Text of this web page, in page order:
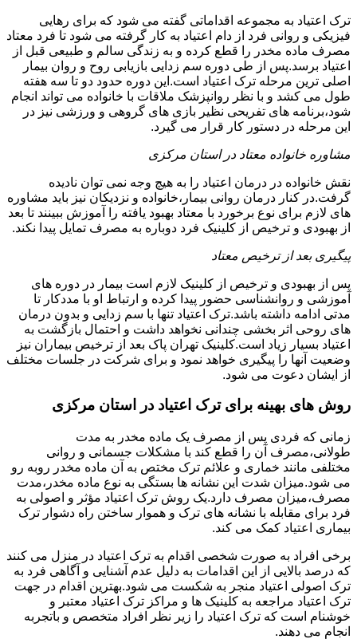
ترک اعتیاد به مجموعه اقداماتی گفته می شود که برای رهایی
فیزیکی و روانی فرد از دام اعتیاد به کار گرفته می شود تا فرد معتاد
مصرف ماده مخدر را قطع کرده و به زندگی سالم و طبیعی قبل از
اعتیاد برسد.پس از طی دوره سم زدایی بازیابی روح و روان بیمار
اصلی ترین مرحله ترک اعتیاد است.این دوره حدود دو تا سه هفته
طول می کشد و با نظر روانپزشک ملاقات با خانواده می تواند انجام
شود،برنامه های تفریحی نظیر بازی های گروهی و ورزشی نیز در
این مرحله در دستور کار قرار می گیرد.
مشاوره خانواده معتاد در استان مرکزی
نقش خانواده در درمان اعتیاد را به هیچ وجه نمی توان نادیده
گرفت.در کنار درمان روانی بیمار،خانواده و نزدیکان نیز باید مشاوره
های لازم برای نوع برخورد با معتاد بهبود یافته را آموزش ببینند تا بعد
از بهبودی و ترخیص از کلینیک فرد دوباره به مصرف تمایل پیدا نکند.
پیگیری بعد از ترخیص معتاد
پس از بهبودی و ترخیص از کلینیک لازم است بیمار در دوره های
آموزشی و روانشناسی حضور پیدا کرده و ارتباط او با مددکار تا
مدتی ادامه داشته باشد.ترک اعتیاد تنها با سم زدایی و بدون درمان
های روحی اثر بخشی چندانی نخواهد داشت و احتمال بازگشت به
اعتیاد بسیار زیاد است.کلینیک تهران پاک بعد از ترخیص بیماران نیز
وضعیت آنها را پیگیری خواهد نمود و برای شرکت در جلسات مختلف
از ایشان دعوت می شود.
روش های بهینه برای ترک اعتیاد در استان مرکزی
زمانی که فردی پس از مصرف یک ماده مخدر به مدت
طولانی،مصرف آن را قطع کند با مشکلات جسمانی و روانی
مختلفی مانند خماری و علائم ترک مختص به آن ماده مخدر روبه رو
می شود.میزان شدت این نشانه ها بستگی به نوع ماده مخدر،مدت
مصرف،میزان مصرف دارد.یک روش ترک اعتیاد مؤثر و اصولی به
فرد برای مقابله با نشانه های ترک و هموار ساختن راه دشوار ترک
بیماری اعتیاد کمک می کند.
برخی افراد به صورت شخصی اقدام به ترک اعتیاد در منزل می کنند
که درصد بالایی از این اقدامات به دلیل عدم آشنایی و آگاهی فرد به
ترک اصولی اعتیاد منجر به شکست می شود.بهترین اقدام در جهت
ترک اعتیاد مراجعه به کلینیک ها و مراکز ترک اعتیاد معتبر و
خوشنام است که ترک اعتیاد را زیر نظر افراد متخصص و باتجربه
انجام می دهند.